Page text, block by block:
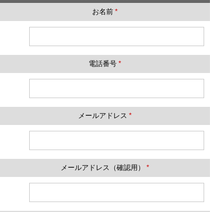
お名前 *
電話番号 *
メールアドレス *
メールアドレス（確認用） *